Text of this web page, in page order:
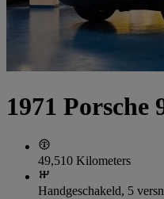
1971 Porsche
49,510 Kilometers
Handgeschakeld, 5